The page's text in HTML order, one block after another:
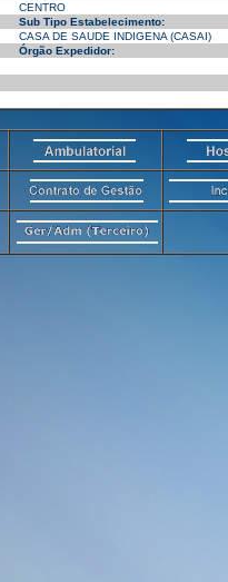
CENTRO
Sub Tipo Estabelecimento:
CASA DE SAUDE INDIGENA (CASAI)
Órgão Expedidor: